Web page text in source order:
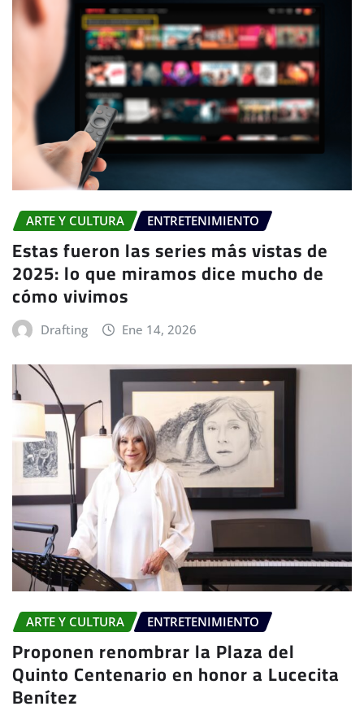
ARTE Y CULTURA ENTRETENIMIENTO
Estas fueron las series más vistas de
2025: lo que miramos dice mucho de
cómo vivimos
Drafting Ene 14, 2026
ARTE Y CULTURA ENTRETENIMIENTO
Proponen renombrar la Plaza del
Quinto Centenario en honor a Lucecita
Benítez